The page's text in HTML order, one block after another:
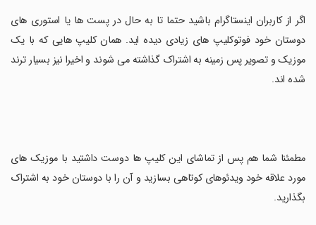
اگر از کاربران اینستاگرام باشید حتما تا به حال در پست ها یا استوری های
دوستان خود فوتوکلیپ های زیادی دیده اید. همان کلیپ هایی که با یک
موزیک و تصویر پس زمینه به اشتراک گذاشته می شوند و اخیرا نیز بسیار ترند
شده اند.
مطمئنا شما هم پس از تماشای این کلیپ ها دوست داشتید با موزیک های
مورد علاقه خود ویدئوهای کوتاهی بسازید و آن را با دوستان خود به اشتراک
بگذارید.